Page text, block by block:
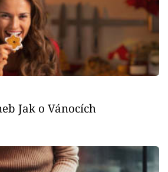
Jak o Vánocích